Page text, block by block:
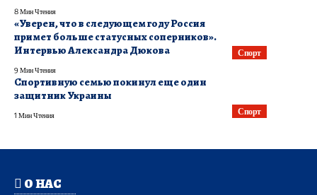
8 Мин Чтения
Спорт
«Уверен, что в следующем году Россия
примет больше статусных соперников».
Интервью Александра Дюкова
9 Мин Чтения
Спорт
Спортивную семью покинул еще один
защитник Украины
1 Мин Чтения
О НАС